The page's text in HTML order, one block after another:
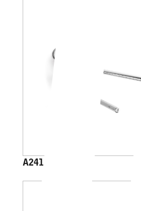
A2415B